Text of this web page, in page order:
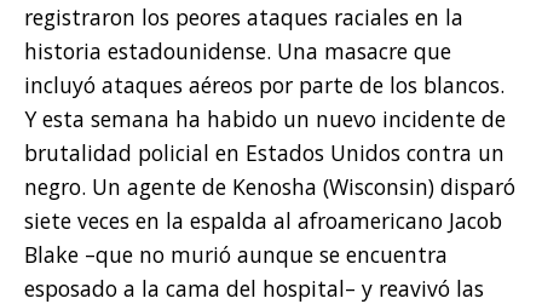
registraron los peores ataques raciales en la
historia estadounidense. Una masacre que
incluyó ataques aéreos por parte de los blancos.
Y esta semana ha habido un nuevo incidente de
brutalidad policial en Estados Unidos contra un
negro. Un agente de Kenosha (Wisconsin) disparó
siete veces en la espalda al afroamericano Jacob
Blake –que no murió aunque se encuentra
esposado a la cama del hospital– y reavivó las